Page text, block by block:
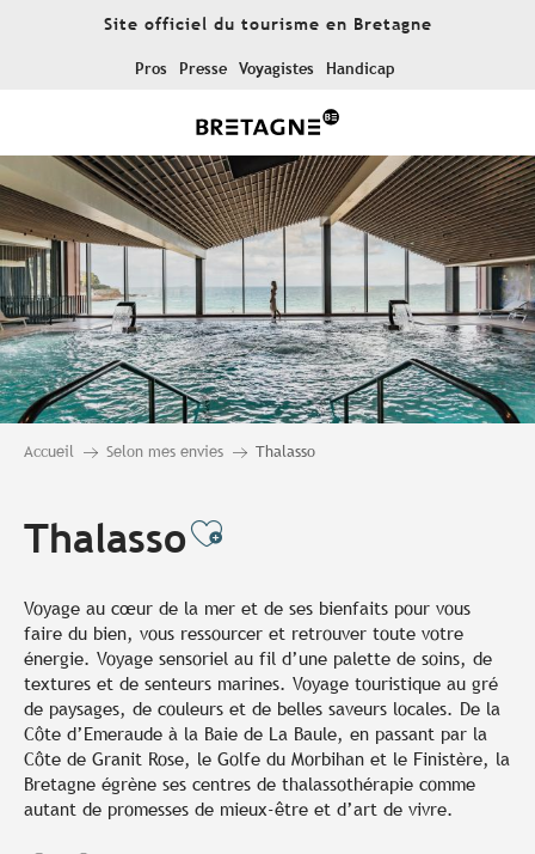
Site officiel du tourisme en Bretagne
Pros Presse Voyagistes Handicap
Accueil Selon mes envies Thalasso
ThalassoAjouter aux
Voyage au cœur de la mer et de ses bienfaits pour vous
faire du bien, vous ressourcer et retrouver toute votre
énergie. Voyage sensoriel au fil d’une palette de soins, de
textures et de senteurs marines. Voyage touristique au gré
de paysages, de couleurs et de belles saveurs locales. De la
Côte d’Emeraude à la Baie de La Baule, en passant par la
Côte de Granit Rose, le Golfe du Morbihan et le Finistère, la
Bretagne égrène ses centres de thalassothérapie comme
autant de promesses de mieux-être et d’art de vivre.